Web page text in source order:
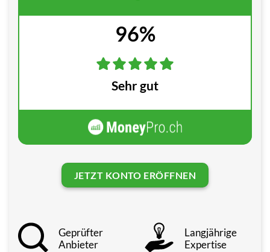
96%
Sehr gut
JETZT KONTO ERÖFFNEN
Geprüfter
Anbieter
Lang­jährige
Expertise